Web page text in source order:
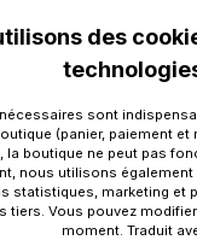
Chanter Reed
€*
des
sont
(panier, paiement et
la boutique ne peut pas
nous utilisons
statistiques, marketing et
tiers. Vous pouvez
moment. Traduit